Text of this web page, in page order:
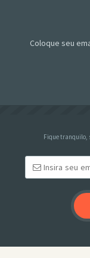
Coloque seu
Fique tranquilo,